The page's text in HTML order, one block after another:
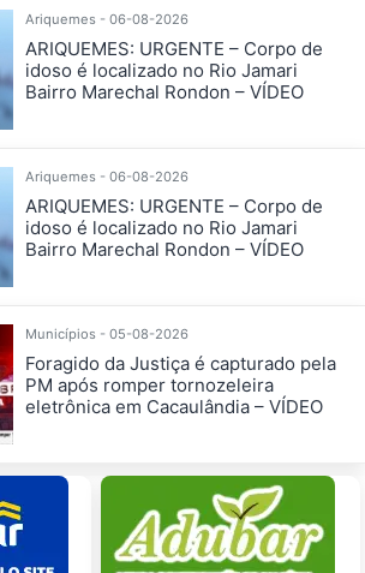
Ariquemes - 06-08-2026
ARIQUEMES: URGENTE – Corpo de
idoso é localizado no Rio Jamari
Bairro Marechal Rondon – VÍDEO
Ariquemes - 06-08-2026
ARIQUEMES: URGENTE – Corpo de
idoso é localizado no Rio Jamari
Bairro Marechal Rondon – VÍDEO
Municípios - 05-08-2026
Foragido da Justiça é capturado pela
PM após romper tornozeleira
eletrônica em Cacaulândia – VÍDEO